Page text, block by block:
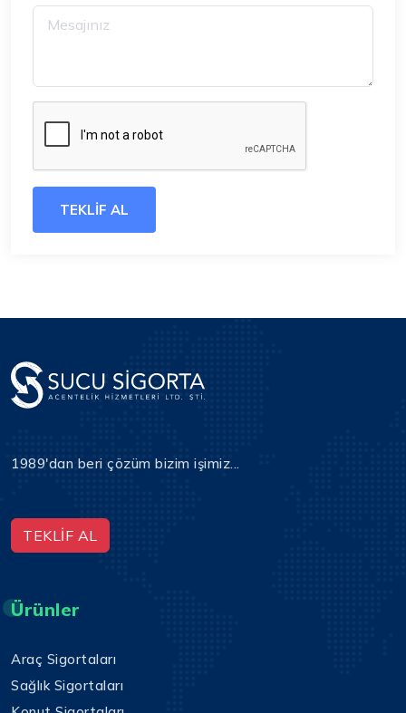
TEKLİF AL
1989'dan beri çözüm bizim işimiz...
TEKLİF AL
Ürünler
Araç Sigortaları
Sağlık Sigortaları